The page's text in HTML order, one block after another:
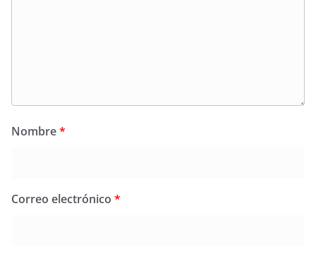
Nombre*
Correo electrónico *